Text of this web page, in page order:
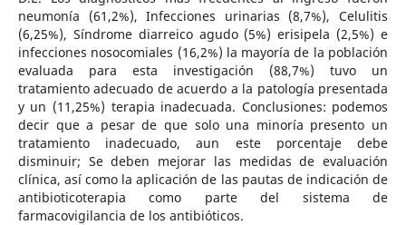
neumonía (61,2%), Infecciones urinarias (8,7%), Celulitis
(6,25%), Síndrome diarreico agudo (5%) erisipela (2,5%) e
infecciones nosocomiales (16,2%) la mayoría de la población
evaluada para esta investigación (88,7%) tuvo un
tratamiento adecuado de acuerdo a la patología presentada
y un (11,25%) terapia inadecuada. Conclusiones: podemos
decir que a pesar de que solo una minoría presento un
tratamiento inadecuado, aun este porcentaje debe
disminuir; Se deben mejorar las medidas de evaluación
clínica, así como la aplicación de las pautas de indicación de
antibioticoterapia como parte del sistema de
farmacovigilancia de los antibióticos.